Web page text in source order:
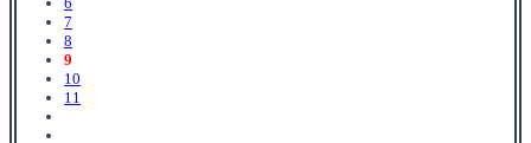
7
8
9
10
11